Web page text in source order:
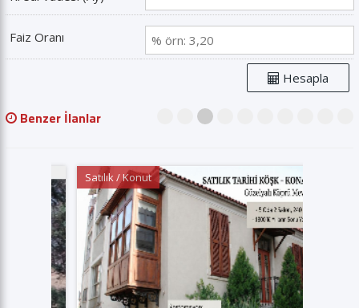
Faiz Oranı
Hesapla
3
Benzer İlanlar
Satılık / Konut